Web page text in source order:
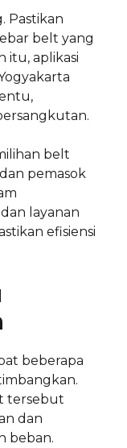
Pastikan
belt yang
itu, aplikasi
belt
pemasok
layanan
efisiensi
beberapa
tersebut
dan
beban.